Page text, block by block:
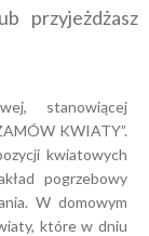
przyjeżdżasz
stanowiącej
KWIATY”.
kwiatowych
pogrzebowy
W domowym
które w dniu